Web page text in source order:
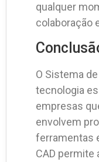
qualquer
colaboração
O Sistema
tecnologia
empresas
envolvem
ferramentas
CAD permite